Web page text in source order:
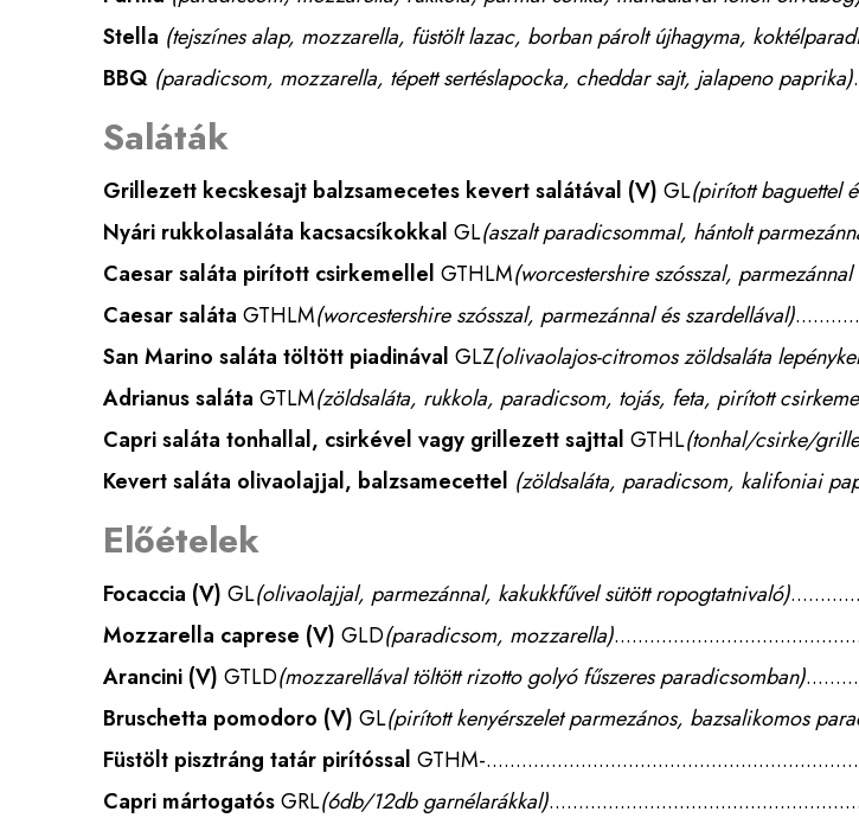
Stella (tejszínes alap, mozzarella, füstölt lazac, borban párolt újhagyma,
BBQ (paradicsom, mozzarella, tépett sertéslapocka, cheddar sajt, jalapeno paprika)
Saláták
Grillezett kecskesajt balzsamecetes kevert salátával (V) GL(pirított baguettel
Nyári rukkolasaláta kacsacsíkokkal GL(aszalt paradicsommal, hántolt
Caesar saláta pirított csirkemellel GTHLM(worcestershire szósszal,
Caesar saláta GTHLM(worcestershire szósszal, parmezánnal és szardellával)
San Marino saláta töltött piadinával GLZ(olivaolajos-citromos zöldsaláta
Adrianus saláta GTLM(zöldsaláta, rukkola, paradicsom, tojás, feta, pirított
Capri saláta tonhallal, csirkével vagy grillezett sajttal GTHL(tonhal/csirke/
Kevert saláta olivaolajjal, balzsamecettel (zöldsaláta, paradicsom, kalifoniai
Előételek
Focaccia (V) GL(olivaolajjal, parmezánnal, kakukkfűvel sütött ropogtatnivaló)
Mozzarella caprese (V) GLD(paradicsom, mozzarella)
Arancini (V) GTLD(mozzarellával töltött rizotto golyó fűszeres paradicsomban)
Bruschetta pomodoro (V) GL(pirított kenyérszelet parmezános, bazsalikomos
Füstölt pisztráng tatár pirítóssal GTHM-
Capri mártogatósGRL(6db/12db garnélarákkal)